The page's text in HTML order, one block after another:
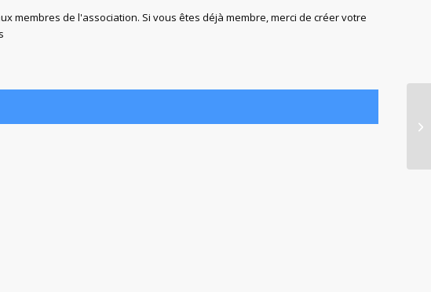
membres de l'association. Si vous êtes déjà membre, merci de créer votre